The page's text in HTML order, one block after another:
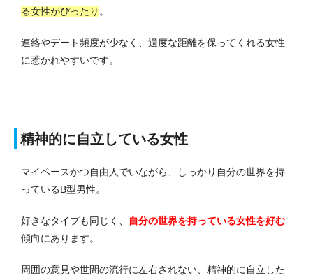
る女性がぴったり 。
連絡やデート頻度が少なく、適度な距離を保ってくれる女性
に惹かれやすいです。
精神的に自立している女性
マイペースかつ自由人でいながら、しっかり自分の世界を持
っているB型男性。
好きなタイプも同じく、
自分の世界を持っている女性を好む
傾向にあります。
周囲の意見や世間の流行に左右されない、精神的に自立した